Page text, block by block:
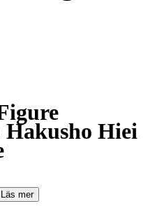
Hakusho Hiei
Läs mer